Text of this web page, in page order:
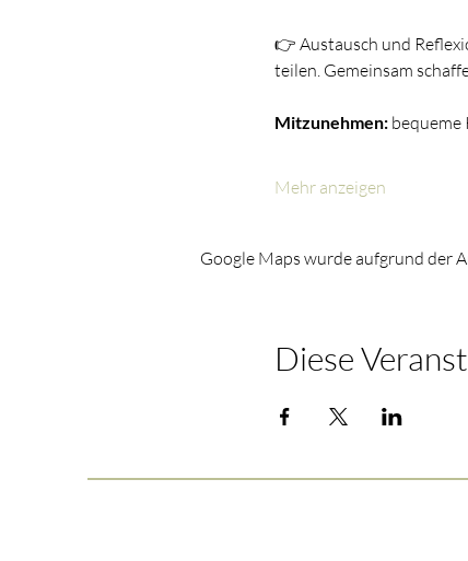
👉 Austausch und
teilen. Gemeinsam
Mitzunehmen: bequeme
Mehr anzeigen
Google Maps wurde aufgrund der
Diese